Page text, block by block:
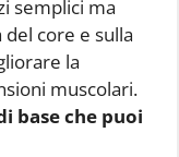
semplici ma
core e sulla
la
muscolari.
base che puoi